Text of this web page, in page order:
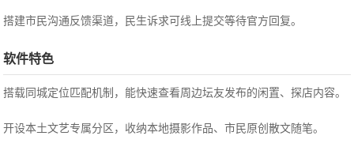
搭建市民沟通反馈渠道，民生诉求可线上提交等待官方回复。
软件特色
搭载同城定位匹配机制，能快速查看周边坛友发布的闲置、探店内容。
开设本土文艺专属分区，收纳本地摄影作品、市民原创散文随笔。